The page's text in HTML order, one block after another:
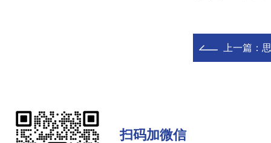
上一篇：
扫码加微信